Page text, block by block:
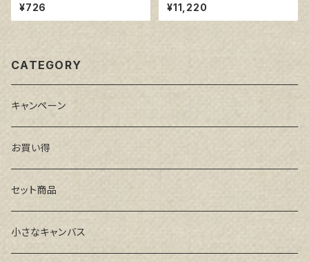
8㎜
¥726
S60
¥11,220
CATEGORY
キャンペーン
お買い得
セット商品
小さなキャンバス